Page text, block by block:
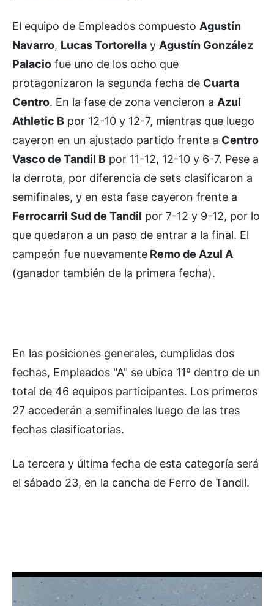
El equipo de Empleados compuesto Agustín
Navarro, Lucas Tortorella y Agustín González
Palacio fue uno de los ocho que
protagonizaron la segunda fecha de Cuarta
Centro. En la fase de zona vencieron a Azul
Athletic B por 12-10 y 12-7, mientras que luego
cayeron en un ajustado partido frente a Centro
Vasco de Tandil B por 11-12, 12-10 y 6-7. Pese a
la derrota, por diferencia de sets clasificaron a
semifinales, y en esta fase cayeron frente a
Ferrocarril Sud de Tandil por 7-12 y 9-12, por lo
que quedaron a un paso de entrar a la final. El
campeón fue nuevamente Remo de Azul A
(ganador también de la primera fecha).
En las posiciones generales, cumplidas dos
fechas, Empleados "A" se ubica 11º dentro de un
total de 46 equipos participantes. Los primeros
27 accederán a semifinales luego de las tres
fechas clasificatorias.
La tercera y última fecha de esta categoría será
el sábado 23, en la cancha de Ferro de Tandil.